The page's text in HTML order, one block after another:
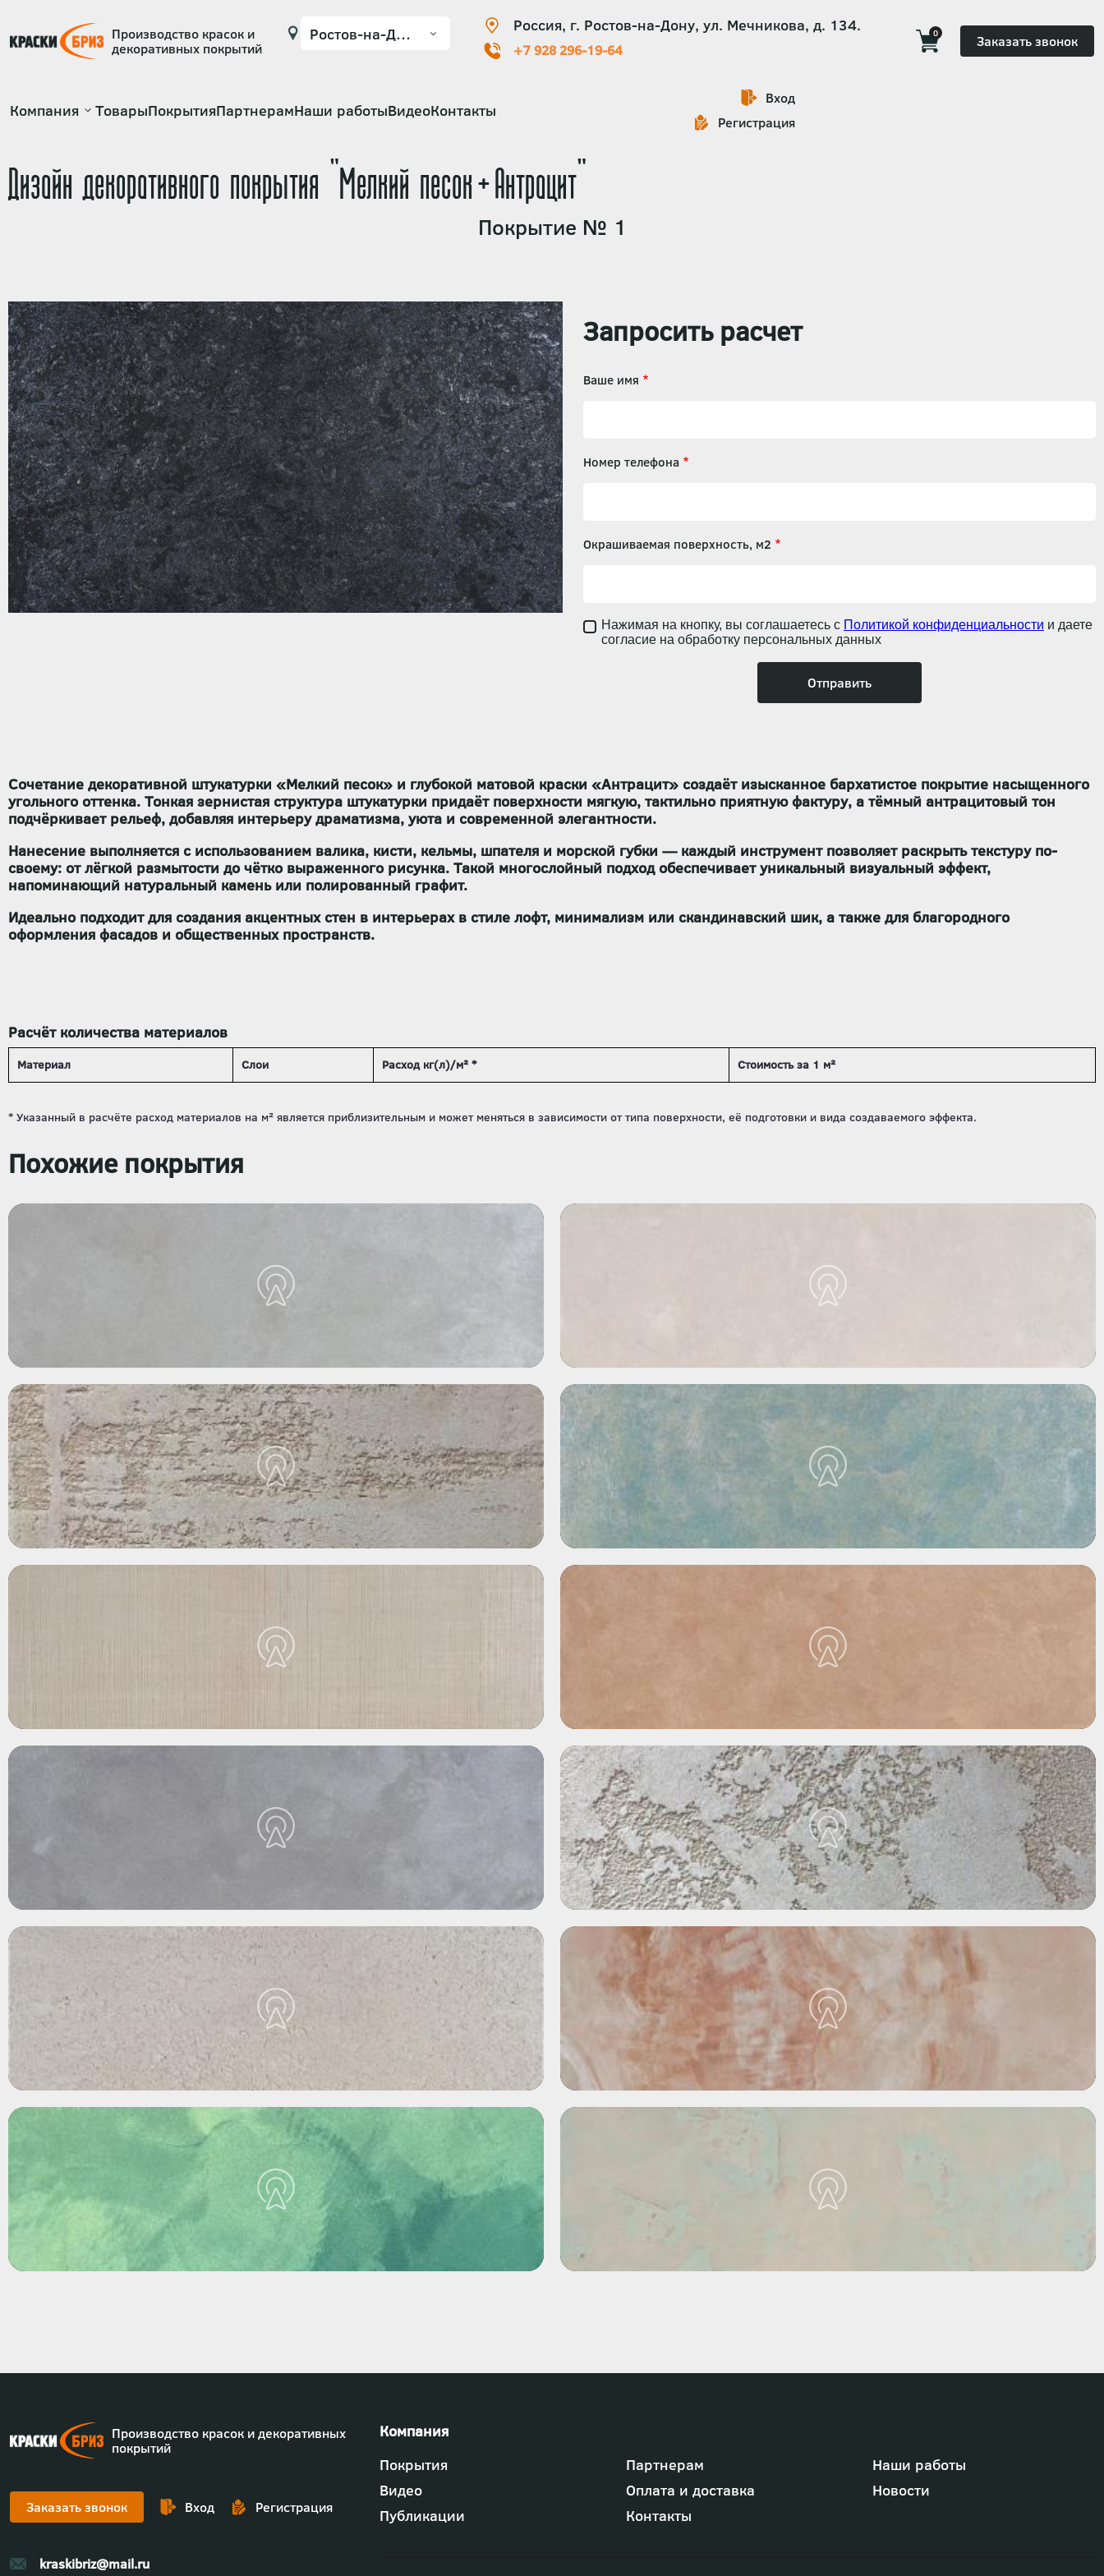
Производство красок и
декоративных покрытий
Россия, г. Ростов-на-Дону, ул. Мечникова, д. 134.
+7 928 296-19-64
0 Заказать звонок
Основная
Компания ТоварыПокрытияПартнерамНаши работыВидеоКонтакты
Вход
Регистрация
Дизайн декоративного покрытия "Мелкий песок+Антрацит"
Покрытие № 1
Запросить расчет
Ваше имя
Номер телефона
Окрашиваемая поверхность, м2
Нажимая на кнопку, вы соглашаетесь с Политикой конфиденциальности и даете
согласие на обработку персональных данных
Сочетание декоративной штукатурки «Мелкий песок» и глубокой матовой краски «Антрацит» создаёт изысканное бархатистое покрытие насыщенного
угольного оттенка. Тонкая зернистая структура штукатурки придаёт поверхности мягкую, тактильно приятную фактуру, а тёмный антрацитовый тон
подчёркивает рельеф, добавляя интерьеру драматизма, уюта и современной элегантности.
Нанесение выполняется с использованием валика, кисти, кельмы, шпателя и морской губки — каждый инструмент позволяет раскрыть текстуру по-
своему: от лёгкой размытости до чётко выраженного рисунка. Такой многослойный подход обеспечивает уникальный визуальный эффект,
напоминающий натуральный камень или полированный графит.
Идеально подходит для создания акцентных стен в интерьерах в стиле лофт, минимализм или скандинавский шик, а также для благородного
оформления фасадов и общественных пространств.
Расчёт количества материалов
Материал Слои Расход кг(л)/м² * Стоимость за 1 м²
Похожие покрытия
Производство красок и декоративных
покрытий
Заказать звонок Вход Регистрация
kraskibriz@mail.ru
Футер
-
меню
"Компания"
Покрытия Партнерам
Наши работы
Видео
Оплата и доставка
Новости
Публикации
Контакты